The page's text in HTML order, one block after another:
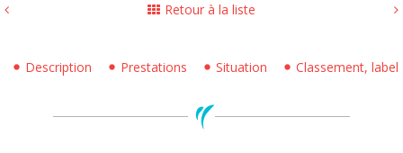
Retour à la liste
Description Prestations Situation Classement,